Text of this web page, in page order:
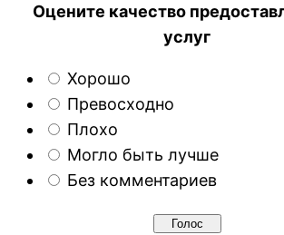
Оцените качество
услуг
Хорошо
Превосходно
Плохо
Могло быть лучше
Без комментариев